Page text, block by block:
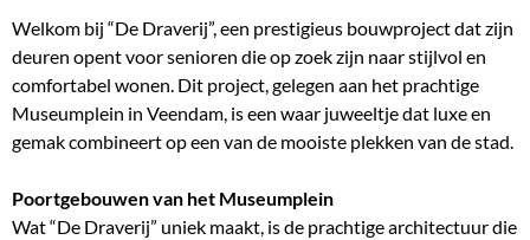
Welkom bij “De Draverij”, een prestigieus bouwproject dat zijn
deuren opent voor senioren die op zoek zijn naar stijlvol en
comfortabel wonen. Dit project, gelegen aan het prachtige
Museumplein in Veendam, is een waar juweeltje dat luxe en
gemak combineert op een van de mooiste plekken van de stad.
Poortgebouwen van het Museumplein
Wat “De Draverij” uniek maakt, is de prachtige architectuur die